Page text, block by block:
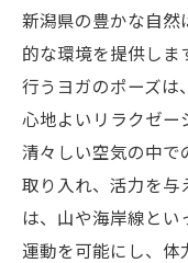
新潟県の豊かな自然
的な環境を提供しま
行うヨガのポーズは
心地よいリラクゼー
清々しい空気の中で
取り入れ、活力を与
は、山や海岸線と
運動を可能にし、体